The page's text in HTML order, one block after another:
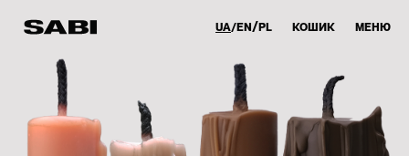
UA EN PL КОШИК МЕНЮ